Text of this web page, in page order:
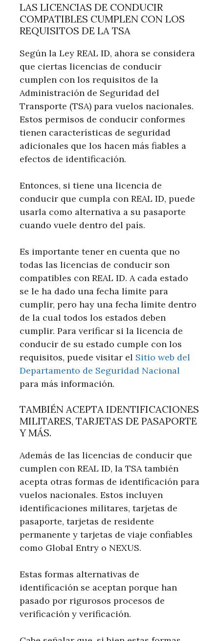
LAS LICENCIAS DE CONDUCIR
COMPATIBLES CUMPLEN CON LOS
REQUISITOS DE LA TSA
Según la Ley REAL ID, ahora se considera
que ciertas licencias de conducir
cumplen con los requisitos de la
Administración de Seguridad del
Transporte (TSA) para vuelos nacionales.
Estos permisos de conducir conformes
tienen características de seguridad
adicionales que los hacen más fiables a
efectos de identificación.
Entonces, si tiene una licencia de
conducir que cumpla con REAL ID, puede
usarla como alternativa a su pasaporte
cuando vuele dentro del país.
Es importante tener en cuenta que no
todas las licencias de conducir son
compatibles con REAL ID. A cada estado
se le ha dado una fecha límite para
cumplir, pero hay una fecha límite dentro
de la cual todos los estados deben
cumplir. Para verificar si la licencia de
conducir de su estado cumple con los
requisitos, puede visitar el Sitio web del
Departamento de Seguridad Nacional
para más información.
TAMBIÉN ACEPTA IDENTIFICACIONES
MILITARES, TARJETAS DE PASAPORTE
Y MÁS.
Además de las licencias de conducir que
cumplen con REAL ID, la TSA también
acepta otras formas de identificación para
vuelos nacionales. Estos incluyen
identificaciones militares, tarjetas de
pasaporte, tarjetas de residente
permanente y tarjetas de viaje confiables
como Global Entry o NEXUS.
Estas formas alternativas de
identificación se aceptan porque han
pasado por rigurosos procesos de
verificación y verificación.